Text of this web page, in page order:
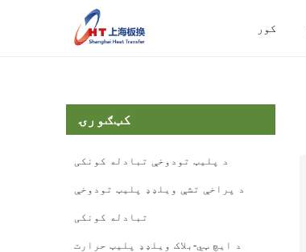
کور
کټګورۍ
د پلیټ تودوخې تبادله کونکی
د پراخې تشې ویلډډ پلیټ تودوخې
تبادله کونکی
د ایچ ټي-بلاک ویلډډ پلیټ حرارت